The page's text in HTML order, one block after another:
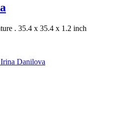
. 35.4 x 35.4 x 1.2 inch